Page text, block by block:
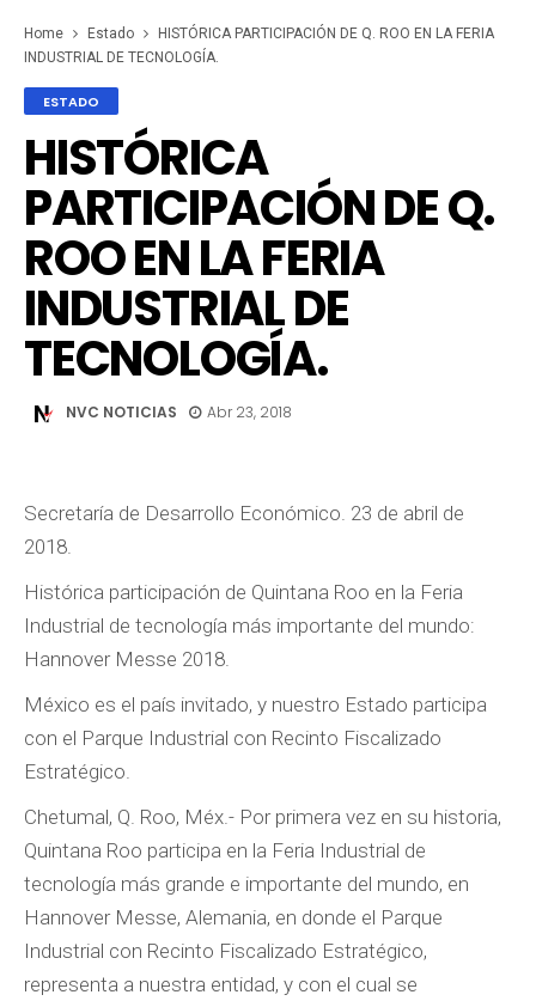
Home Estado
HISTÓRICA PARTICIPACIÓN DE Q. ROO EN LA FERIA
INDUSTRIAL DE TECNOLOGÍA.
ESTADO
HISTÓRICA
PARTICIPACIÓN DE Q.
ROO EN LA FERIA
INDUSTRIAL DE
TECNOLOGÍA.
NVC NOTICIAS Abr 23, 2018
Secretaría de Desarrollo Económico. 23 de abril de
2018.
Histórica participación de Quintana Roo en la Feria
Industrial de tecnología más importante del mundo:
Hannover Messe 2018.
México es el país invitado, y nuestro Estado participa
con el Parque Industrial con Recinto Fiscalizado
Estratégico.
Chetumal, Q. Roo, Méx.- Por primera vez en su historia,
Quintana Roo participa en la Feria Industrial de
tecnología más grande e importante del mundo, en
Hannover Messe, Alemania, en donde el Parque
Industrial con Recinto Fiscalizado Estratégico,
representa a nuestra entidad, y con el cual se